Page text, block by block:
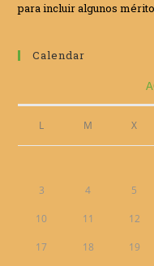
para incluir algunos
Calendar
L M X
3 4 5
10 11 12
17 18 19